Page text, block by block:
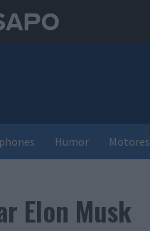
Humor Motores
Elon Musk